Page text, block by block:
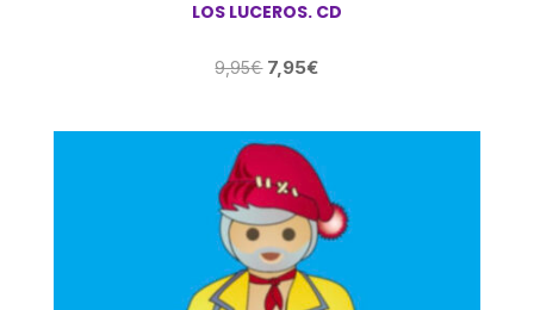
LOS LUCEROS. CD
9,95€ El
era:
9,95€.
7,95€El
es:
7,95€.